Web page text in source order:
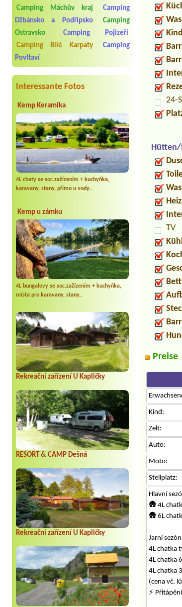
Camping Máchův kraj
Camping
Džbánsko a Podřípsko
Camping
Ostravsko
Camping Pojizeří
Camping Bílé Karpaty
Camping
Povltaví
Interessante Fotos
Kemp Keramika
4L chaty se soc.zažízením + kuchyňka,
karavany, stany, přímo u vody..
Kemp u zámku
4L bungalovy se soc.zažízením + kuchyňka,
místa pro karavany, stany..
Rekreační zařízení U Kapličky
RESORT & CAMP Dešná
Rekreační zařízení U Kapličky
24-
TV
Preise
Kind:
Zelt:
Auto:
Moto:
Stellplatz:
Hlavní
🛖 4L
🛖 6L
Jarní
4L chatka
4L chatka
4L chatka
(cena vč.
⚡